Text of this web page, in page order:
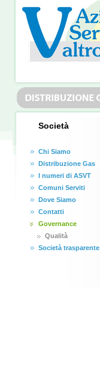
Società
Chi Siamo
Distribuzione Gas
I numeri di ASVT
Comuni Serviti
Dove Siamo
Contatti
Governance
Qualità
Società trasparente